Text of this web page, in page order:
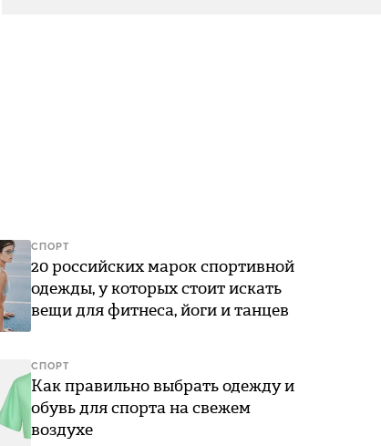
СПОРТ
20 российских марок спортивной
одежды, у которых стоит искать
вещи для фитнеса, йоги и танцев
СПОРТ
Как правильно выбрать одежду и
обувь для спорта на свежем
воздухе